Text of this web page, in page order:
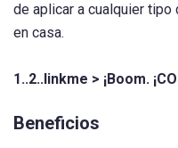
de aplicar a cualquier
en casa.
1..2..linkme > ¡Boom.
Beneficios